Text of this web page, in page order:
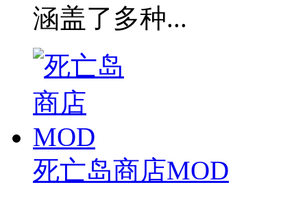
涵盖了多种...
死亡岛商店MOD